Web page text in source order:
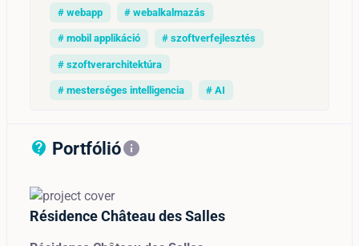
# webapp # webalkalmazás
# mobil applikáció # szoftverfejlesztés
# szoftverarchitektúra
# mesterséges intelligencia # AI
contact_support_outline
Portfólióinfo
Résidence Château des Salles